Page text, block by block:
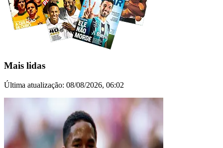
Mais lidas
Última atualização: 08/08/2026, 06:02